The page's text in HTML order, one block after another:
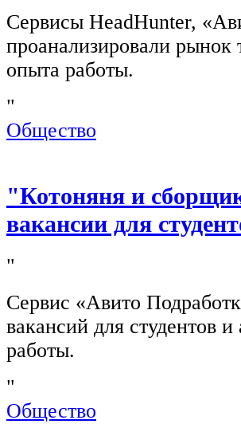
Сервисы HeadHunter,
проанализировали рынок
опыта работы.
"
Общество
"Котоняня и
вакансии для
"
Сервис «Авито
вакансий для студентов
работы.
"
Общество